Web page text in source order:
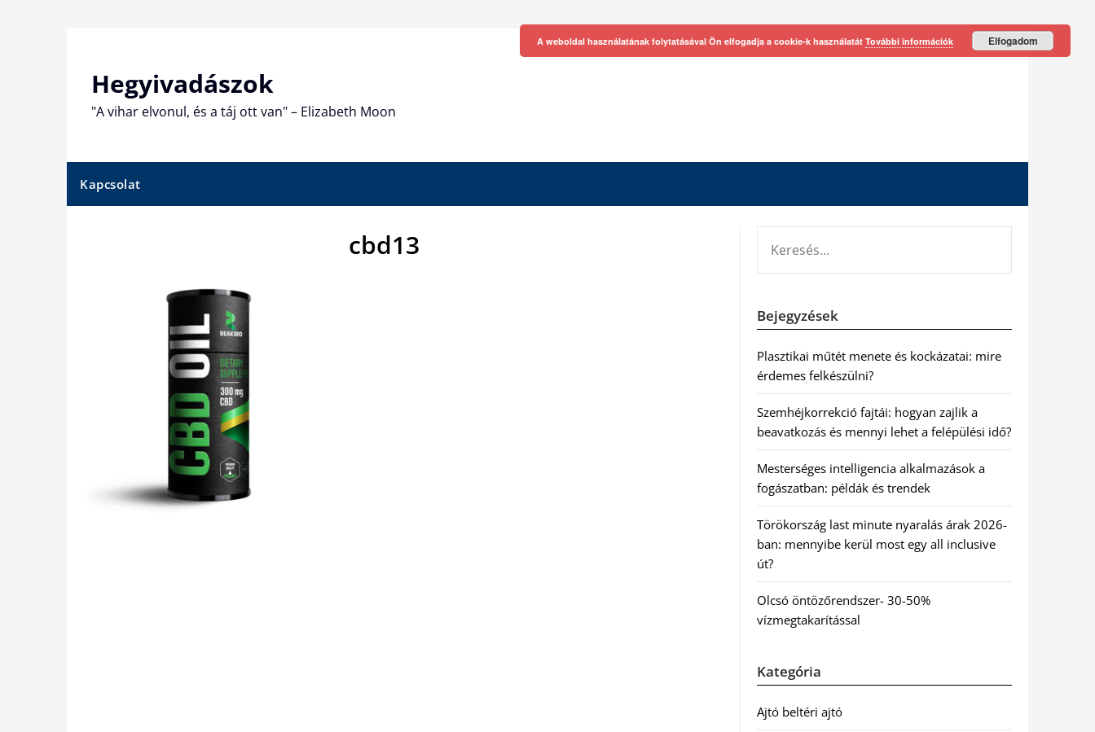
Hegyivadászok
"A vihar elvonul, és a táj ott van" – Elizabeth Moon
Kapcsolat
cbd13
Bejegyzések
Plasztikai műtét menete és kockázatai: mire
érdemes felkészülni?
Szemhéjkorrekció fajtái: hogyan zajlik a
beavatkozás és mennyi lehet a felépülési idő?
Mesterséges intelligencia alkalmazások a
fogászatban: példák és trendek
Törökország last minute nyaralás árak 2026-
ban: mennyibe kerül most egy all inclusive
út?
Olcsó öntözőrendszer- 30-50%
vízmegtakarítással
Kategória
Ajtó beltéri ajtó
A weboldal használatának folytatásával Ön elfogadja a cookie-k használatát További információk Elfogadom